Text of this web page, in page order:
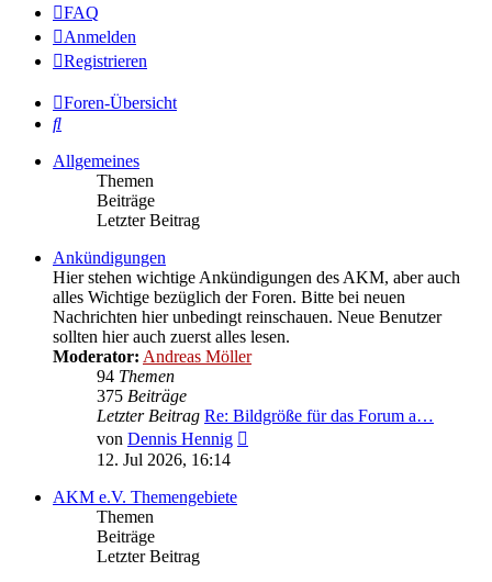
FAQ
Anmelden
Registrieren
Foren-Übersicht
Suche
Allgemeines
Themen
Beiträge
Letzter Beitrag
Ankündigungen
Hier stehen wichtige Ankündigungen des AKM, aber auch
alles Wichtige bezüglich der Foren. Bitte bei neuen
Nachrichten hier unbedingt reinschauen. Neue Benutzer
sollten hier auch zuerst alles lesen.
Moderator: Andreas Möller
94 Themen
375 Beiträge
Letzter Beitrag Re: Bildgröße für das Forum a…
von Dennis Hennig
12. Jul 2026, 16:14
AKM e.V. Themengebiete
Themen
Beiträge
Letzter Beitrag